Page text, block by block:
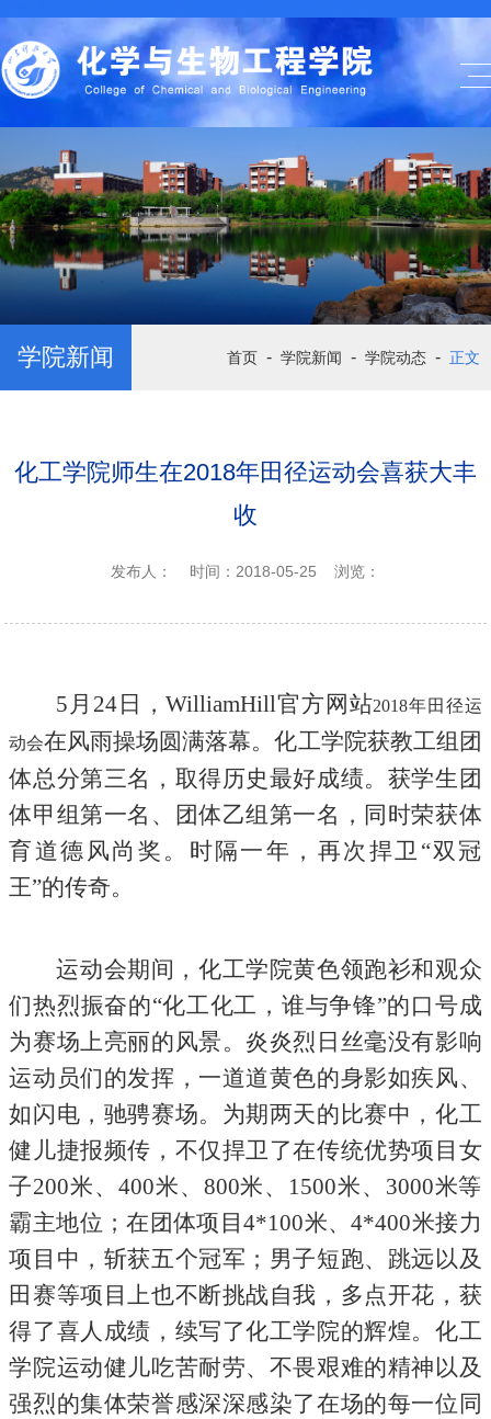
学院新闻 首页 - 学院新闻 - 学院动态 - 正文
化工学院师生在2018年田径运动会喜获大丰
收
发布人： 时间：2018-05-25 浏览：
5 月24日，WilliamHill官方网站2018年田径运
动会在风雨操场圆满落幕。化工学院获教工组团
体总分第三名，取得历史最好成绩。获学生团
体甲组第一名、团体乙组第一名，同时荣获体
育道德风尚奖。时隔一年，再次捍卫“双冠
王”的传奇。
运动会期间，化工学院黄色领跑衫和观众
们热烈振奋的“化工化工，谁与争锋”的口号成
为赛场上亮丽的风景。炎炎烈日丝毫没有影响
运动员们的发挥，一道道黄色的身影如疾风、
如闪电，驰骋赛场。为期两天的比赛中，化工
健儿捷报频传，不仅捍卫了在传统优势项目女
子200米、400米、800米、1500米、3000米等
霸主地位；在团体项目4*100米、4*400米接力
项目中，斩获五个冠军；男子短跑、跳远以及
田赛等项目上也不断挑战自我，多点开花，获
得了喜人成绩，续写了化工学院的辉煌。化工
学院运动健儿吃苦耐劳、不畏艰难的精神以及
强烈的集体荣誉感深深感染了在场的每一位同